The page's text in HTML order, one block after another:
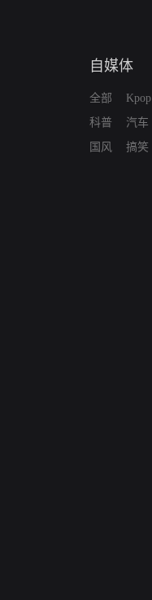
自媒体
全部
科普
国风
Kpop
汽车
搞笑